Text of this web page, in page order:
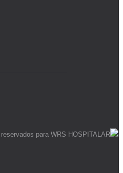
para WRS HOSPITALAR